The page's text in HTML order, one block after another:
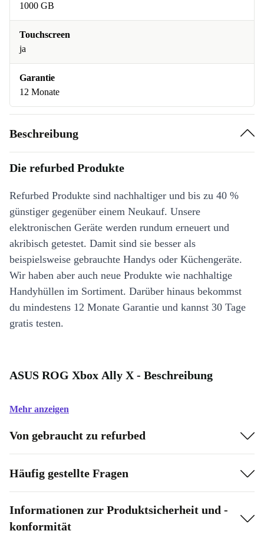
1000 GB
Touchscreen
ja
Garantie
12 Monate
Beschreibung
Die refurbed Produkte
Refurbed Produkte sind nachhaltiger und bis zu 40 %
günstiger gegenüber einem Neukauf. Unsere
elektronischen Geräte werden rundum erneuert und
akribisch getestet. Damit sind sie besser als
beispielsweise gebrauchte Handys oder Küchengeräte.
Wir haben aber auch neue Produkte wie nachhaltige
Handyhüllen im Sortiment. Darüber hinaus bekommst
du mindestens 12 Monate Garantie und kannst 30 Tage
gratis testen.
ASUS ROG Xbox Ally X - Beschreibung
Mehr anzeigen
Von gebraucht zu refurbed
Häufig gestellte Fragen
Informationen zur Produktsicherheit und -
konformität